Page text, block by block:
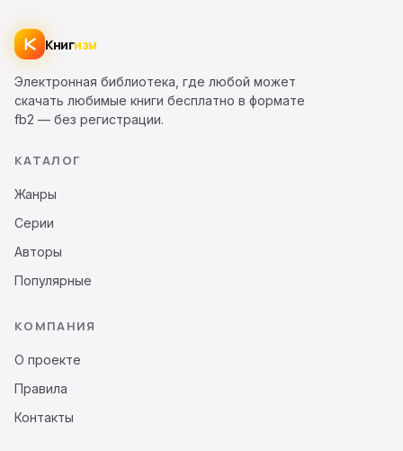
Книгизм
Электронная библиотека, где любой может
скачать любимые книги бесплатно в формате
fb2 — без регистрации.
КАТАЛОГ
Жанры
Серии
Авторы
Популярные
КОМПАНИЯ
О проекте
Правила
Контакты